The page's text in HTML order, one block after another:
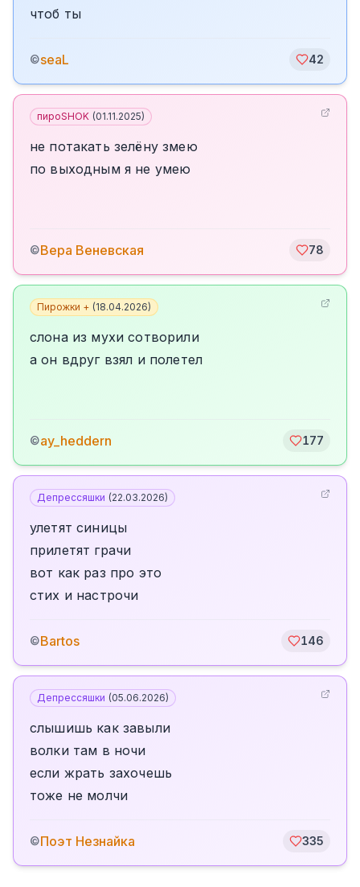
чтоб ты
©seaL 42
пироSHOK (01.11.2025)
не потакать зелёну змею
по выходным я не умею
©Вера Веневская 78
Пирожки + (18.04.2026)
слона из мухи сотворили
а он вдруг взял и полетел
©ay_heddern 177
Депрессяшки (22.03.2026)
улетят синицы
прилетят грачи
вот как раз про это
стих и настрочи
©Bartos 146
Депрессяшки (05.06.2026)
слышишь как завыли
волки там в ночи
если жрать захочешь
тоже не молчи
©Поэт Незнайка 335